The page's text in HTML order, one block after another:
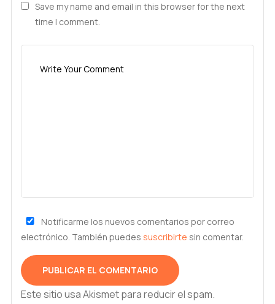
Save my name and email in this browser for the next
time I comment.
Notificarme los nuevos comentarios por correo
electrónico. También puedes suscribirte sin comentar.
Este sitio usa Akismet para reducir el spam.